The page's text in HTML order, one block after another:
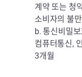
계약 또는 청
소비자의 불
b. 통신비밀
컴퓨터통신,
3개월